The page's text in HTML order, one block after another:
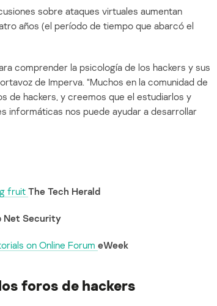
sobre ataques virtuales aumentan
años (el período de tiempo que abarcó el
comprender la psicología de los hackers y sus
de Imperva. “Muchos en la comunidad de
de hackers, y creemos que el estudiarlos y
informáticas nos puede ayudar a desarrollar
fruit The Tech Herald
Net Security
on Online Forum eWeek
foros de hackers